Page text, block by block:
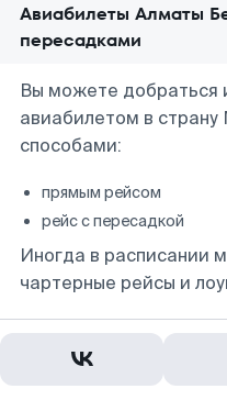
Авиабилеты Алматы
пересадками
Вы можете добраться
авиабилетом в
способами:
прямым рейсом
рейс с пересадкой
Иногда в расписании
чартерные рейсы и